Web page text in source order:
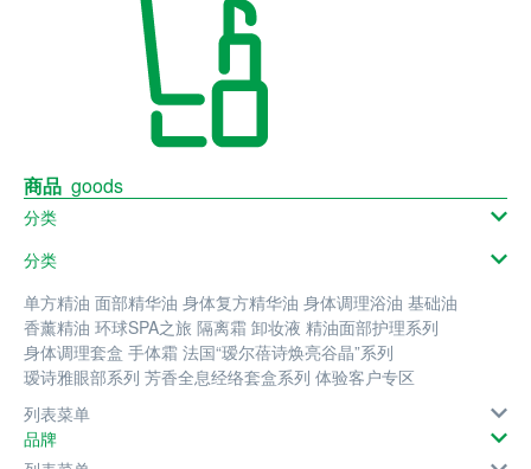
商品 goods
分类
分类
单方精油 面部精华油 身体复方精华油 身体调理浴油 基础油
香薰精油 环球SPA之旅 隔离霜 卸妆液 精油面部护理系列
身体调理套盒 手体霜 法国“瑷尔蓓诗焕亮谷晶”系列
瑷诗雅眼部系列 芳香全息经络套盒系列 体验客户专区
列表菜单
品牌